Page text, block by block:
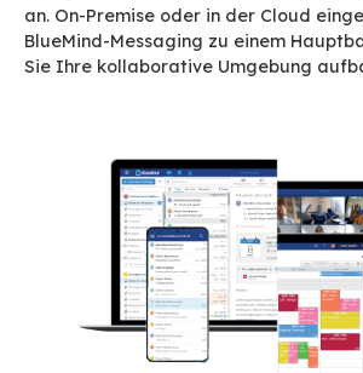
Austausche sind lesbarer und
Kopfschmerzen, Kompetenz
Tool aufbauen zu müssen.
der Zugänge die
Aneignung der Tools durch
angewöhnen, sie zu
Konkret? Die